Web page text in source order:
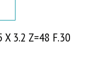
X 3.2 Z=48 F.30